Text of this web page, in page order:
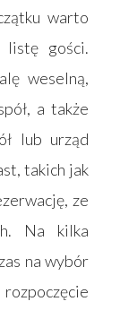
warto
listę gości.
weselną,
a także
lub urząd
takich jak
ze
Na kilka
na wybór